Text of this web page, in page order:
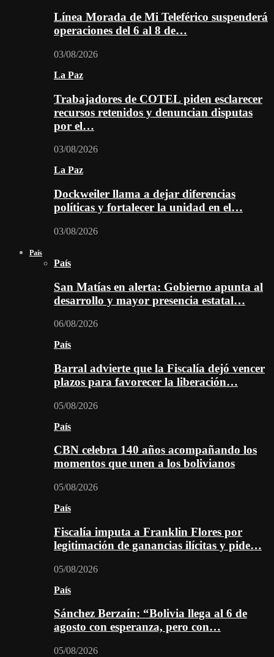
Línea Morada de Mi Teleférico suspenderá
operaciones del 6 al 8 de…
03/08/2026
La Paz
Trabajadores de COTEL piden esclarecer
recursos retenidos y denuncian disputas
por el…
03/08/2026
La Paz
Dockweiler llama a dejar diferencias
políticas y fortalecer la unidad en el…
03/08/2026
País
País
San Matías en alerta: Gobierno apunta al
desarrollo y mayor presencia estatal…
06/08/2026
País
Barral advierte que la Fiscalía dejó vencer
plazos para favorecer la liberación…
05/08/2026
País
CBN celebra 140 años acompañando los
momentos que unen a los bolivianos
05/08/2026
País
Fiscalía imputa a Franklin Flores por
legitimación de ganancias ilícitas y pide…
05/08/2026
País
Sánchez Berzaín: “Bolivia llega al 6 de
agosto con esperanza, pero con…
05/08/2026